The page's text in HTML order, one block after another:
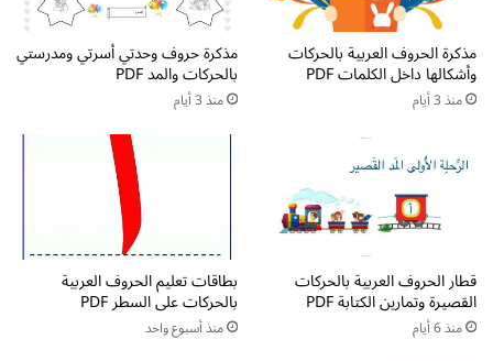
مذكرة الحروف العربية بالحركات
وأشكالها داخل الكلمات PDF
منذ 3 أيام
مذكرة حروف وحدتي أسرتي ومدرستي
بالحركات والمد PDF
منذ 3 أيام
قطار الحروف العربية بالحركات
القصيرة وتمارين الكتابة PDF
منذ 6 أيام
بطاقات تعليم الحروف العربية
بالحركات على السطر PDF
منذ أسبوع واحد